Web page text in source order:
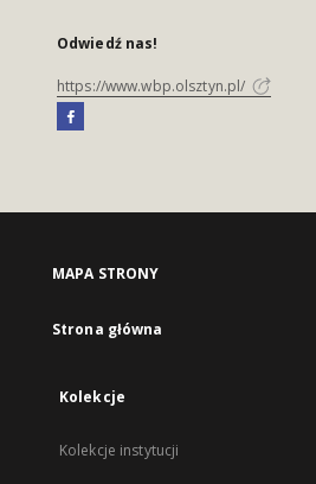
Odwiedź nas!
https://www.wbp.olsztyn.pl/
MAPA STRONY
Strona główna
Kolekcje
Kolekcje instytucji